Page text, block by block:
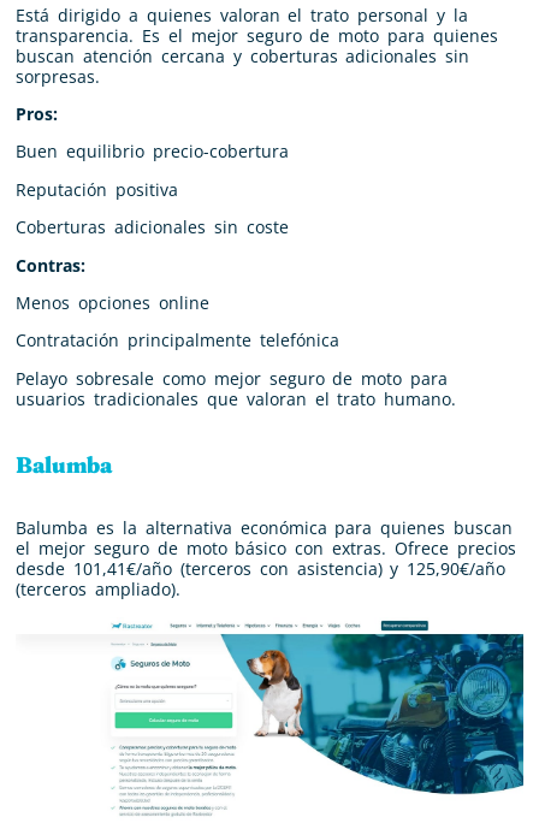
Está dirigido a quienes valoran el trato personal y la
transparencia. Es el mejor seguro de moto para quienes
buscan atención cercana y coberturas adicionales sin
sorpresas.
Pros:
Buen equilibrio precio-cobertura
Reputación positiva
Coberturas adicionales sin coste
Contras:
Menos opciones online
Contratación principalmente telefónica
Pelayo sobresale como mejor seguro de moto para
usuarios tradicionales que valoran el trato humano.
Balumba
Balumba es la alternativa económica para quienes buscan
el mejor seguro de moto básico con extras. Ofrece precios
desde 101,41€/año (terceros con asistencia) y 125,90€/año
(terceros ampliado).